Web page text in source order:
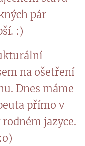
pár
:)
na ošetření
Dnes máme
přímo v
jazyce.